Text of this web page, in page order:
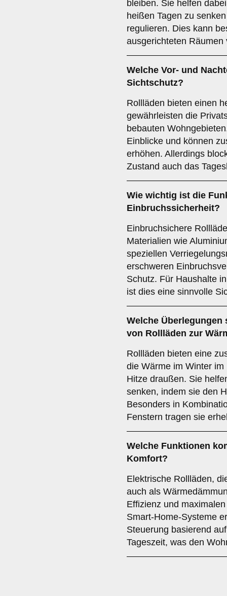
bleiben. Sie helfen
heißen Tagen zu
regulieren. Dies kann
ausgerichteten Räumen
Welche Vor- und
Sichtschutz?
Rollläden bieten einen
gewährleisten die
bebauten
Einblicke und können
erhöhen. Allerdings
Zustand auch das
Wie wichtig ist die
Einbruchssicherheit?
Einbruchsichere
Materialien wie
speziellen
erschweren
Schutz. Für Haushalte
ist dies eine sinnvolle
Welche
von Rollläden zur
Rollläden bieten eine
die Wärme im Winter
Hitze draußen. Sie
senken, indem sie den
Besonders in
Fenstern tragen sie
Welche Funktionen
Komfort?
Elektrische Rollläden,
auch als
Effizienz und
Smart-Home-Systeme
Steuerung basierend
Tageszeit, was den